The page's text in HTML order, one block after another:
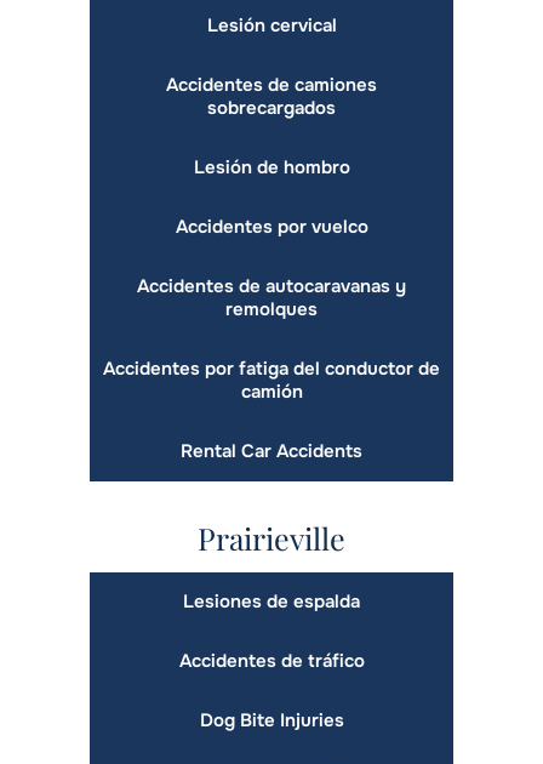
Lesión cervical
Accidentes de camiones
sobrecargados
Lesión de hombro
Accidentes por vuelco
Accidentes de autocaravanas y
remolques
Accidentes por fatiga del conductor de
camión
Rental Car Accidents
Prairieville
Lesiones de espalda
Accidentes de tráfico
Dog Bite Injuries